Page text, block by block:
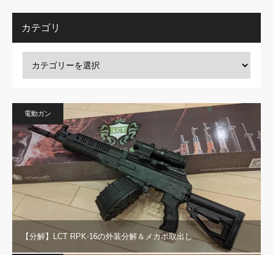
カテゴリ
電動ガン
【分解】LCT RPK-16の外装分解＆メカボ取出し